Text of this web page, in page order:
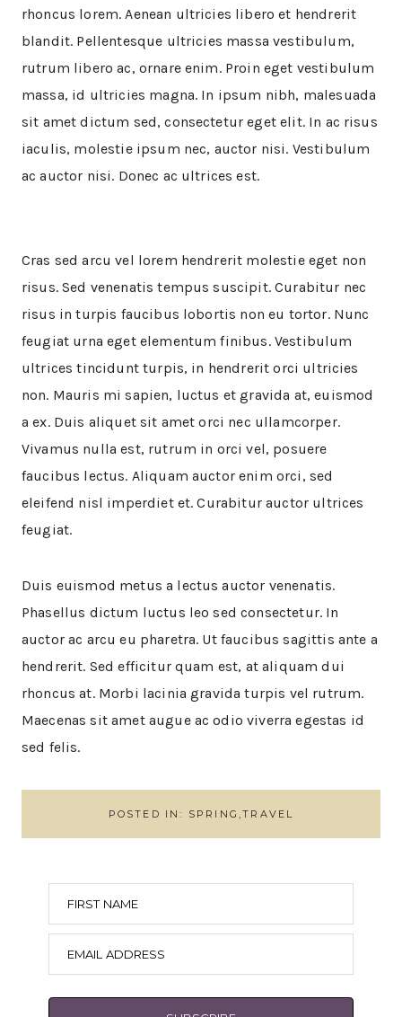
rhoncus lorem. Aenean ultricies libero et hendrerit
blandit. Pellentesque ultricies massa vestibulum,
rutrum libero ac, ornare enim. Proin eget vestibulum
massa, id ultricies magna. In ipsum nibh, malesuada
sit amet dictum sed, consectetur eget elit. In ac risus
iaculis, molestie ipsum nec, auctor nisi. Vestibulum
ac auctor nisi. Donec ac ultrices est.
Cras sed arcu vel lorem hendrerit molestie eget non
risus. Sed venenatis tempus suscipit. Curabitur nec
risus in turpis faucibus lobortis non eu tortor. Nunc
feugiat urna eget elementum finibus. Vestibulum
ultrices tincidunt turpis, in hendrerit orci ultricies
non. Mauris mi sapien, luctus et gravida at, euismod
a ex. Duis aliquet sit amet orci nec ullamcorper.
Vivamus nulla est, rutrum in orci vel, posuere
faucibus lectus. Aliquam auctor enim orci, sed
eleifend nisl imperdiet et. Curabitur auctor ultrices
feugiat.
Duis euismod metus a lectus auctor venenatis.
Phasellus dictum luctus leo sed consectetur. In
auctor ac arcu eu pharetra. Ut faucibus sagittis ante a
hendrerit. Sed efficitur quam est, at aliquam dui
rhoncus at. Morbi lacinia gravida turpis vel rutrum.
Maecenas sit amet augue ac odio viverra egestas id
sed felis.
POSTED IN: SPRING ,TRAVEL
FIRST NAME
EMAIL ADDRESS